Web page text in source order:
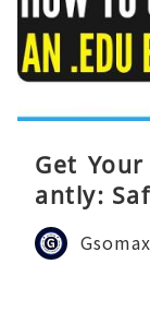
Get
antly:
Gsomax